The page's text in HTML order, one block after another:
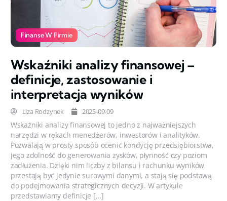
Finanse W Firmie
Wskaźniki analizy finansowej –
definicje, zastosowanie i
interpretacja wyników
Liza Rodzynek 2025-09-09
Wskaźniki analizy finansowej to jedno z najważniejszych
narzędzi w rękach menedżerów, inwestorów i analityków.
Pozwalają w prosty sposób ocenić kondycję przedsiębiorstwa,
jego zdolność do generowania zysków, płynność czy poziom
zadłużenia. Dzięki nim liczby z bilansu i rachunku wyników
przestają być jedynie surowymi danymi, a stają się podstawą
do podejmowania strategicznych decyzji. W artykule
przedstawiamy definicje […]